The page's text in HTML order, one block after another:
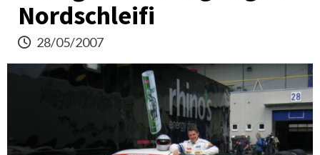
Nordschleifi
28/05/2007